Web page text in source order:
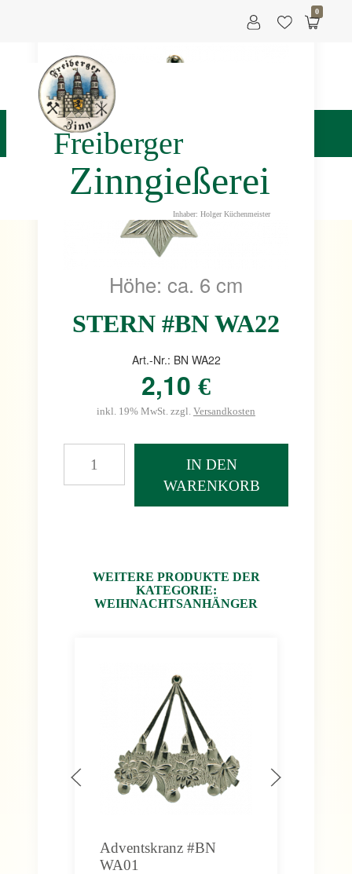
Freiberger
Zinngießerei
Inhaber: Holger Küchenmeister
0
Höhe: ca. 6 cm
STERN #BN WA22
Art.-Nr.: BN WA22
2,10 €
inkl. 19% MwSt. zzgl. Versandkosten
IN DEN
WARENKORB
WEITERE PRODUKTE DER
KATEGORIE:
WEIHNACHTSANHÄNGER
Adventskranz #BN
WA01